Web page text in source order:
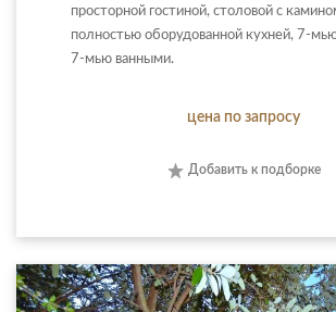
просторной гостиной, столовой с
полностью оборудованной кухней, 7-
7-мью ванными.
цена по запросу
Добавить к подборке